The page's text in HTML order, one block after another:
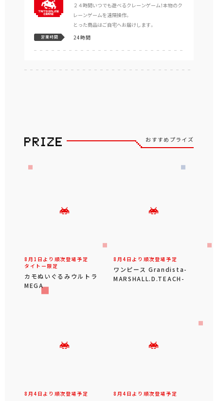
２４時間いつでも遊べるクレーンゲーム！本物のク
レーンゲームを遠隔操作。
とった商品はご自宅へお届けします。
営業時間 24時間
おすすめプライズ
8月1日より順次登場予定
タイトー限定
カモぬいぐるみウルトラ
MEGA
8月4日より順次登場予定
ワンピース Grandista-
MARSHALL.D.TEACH-
8月4日より順次登場予定 8月4日より順次登場予定